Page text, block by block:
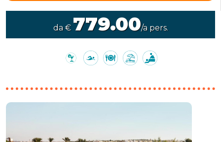
da € 779.00/a pers.